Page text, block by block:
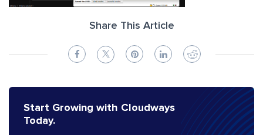
Share This Article
Start Growing with Cloudways
Today.